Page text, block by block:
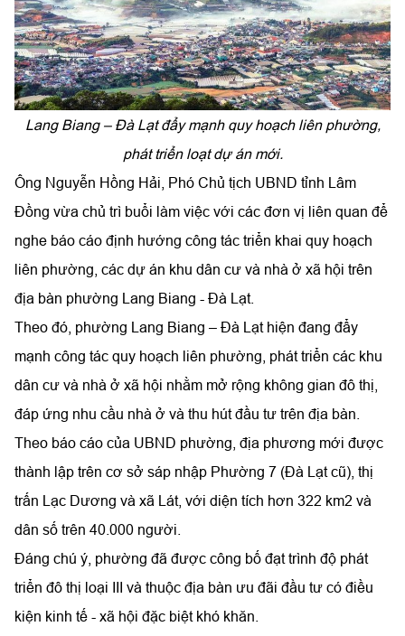
Lang Biang – Đà Lạt đẩy mạnh quy hoạch liên phường,
phát triển loạt dự án mới.
Ông Nguyễn Hồng Hải, Phó Chủ tịch UBND tỉnh Lâm
Đồng vừa chủ trì buổi làm việc với các đơn vị liên quan để
nghe báo cáo định hướng công tác triển khai quy hoạch
liên phường, các dự án khu dân cư và nhà ở xã hội trên
địa bàn phường Lang Biang - Đà Lạt.
Theo đó, phường Lang Biang – Đà Lạt hiện đang đẩy
mạnh công tác quy hoạch liên phường, phát triển các khu
dân cư và nhà ở xã hội nhằm mở rộng không gian đô thị,
đáp ứng nhu cầu nhà ở và thu hút đầu tư trên địa bàn.
Theo báo cáo của UBND phường, địa phương mới được
thành lập trên cơ sở sáp nhập Phường 7 (Đà Lạt cũ), thị
trấn Lạc Dương và xã Lát, với diện tích hơn 322 km2 và
dân số trên 40.000 người.
Đáng chú ý, phường đã được công bố đạt trình độ phát
triển đô thị loại III và thuộc địa bàn ưu đãi đầu tư có điều
kiện kinh tế - xã hội đặc biệt khó khăn.